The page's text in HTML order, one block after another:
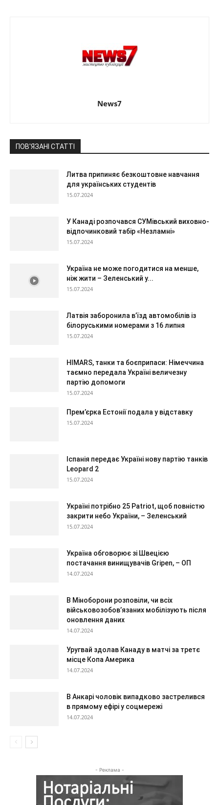
News7
ПОВ'ЯЗАНІ СТАТТІ
Литва припиняє безкоштовне навчання
для українських студентів
15.07.2024
У Канаді розпочався СУМівський виховно-
відпочинковий табір «Незламні»
15.07.2024
Україна не може погодитися на менше,
ніж жити – Зеленський у...
15.07.2024
Латвія заборонила в’їзд автомобілів із
білоруськими номерами з 16 липня
15.07.2024
HIMARS, танки та боєприпаси: Німеччина
таємно передала Україні величезну
партію допомоги
15.07.2024
Прем’єрка Естонії подала у відставку
15.07.2024
Іспанія передає Україні нову партію танків
Leopard 2
15.07.2024
Україні потрібно 25 Patriot, щоб повністю
закрити небо України, – Зеленський
15.07.2024
Україна обговорює зі Швецією
постачання винищувачів Gripen, – ОП
14.07.2024
В Міноборони розповіли, чи всіх
військовозобов’язаних мобілізують після
оновлення даних
14.07.2024
Уругвай здолав Канаду в матчі за третє
місце Копа Америка
14.07.2024
В Анкарі чоловік випадково застрелився
в прямому ефірі у соцмережі
14.07.2024
- Реклама -